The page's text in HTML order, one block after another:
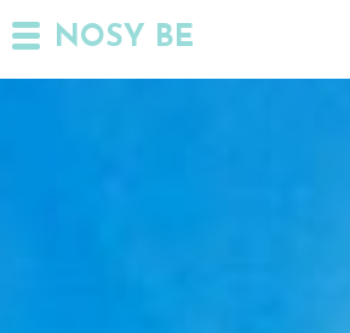
NOSY BE